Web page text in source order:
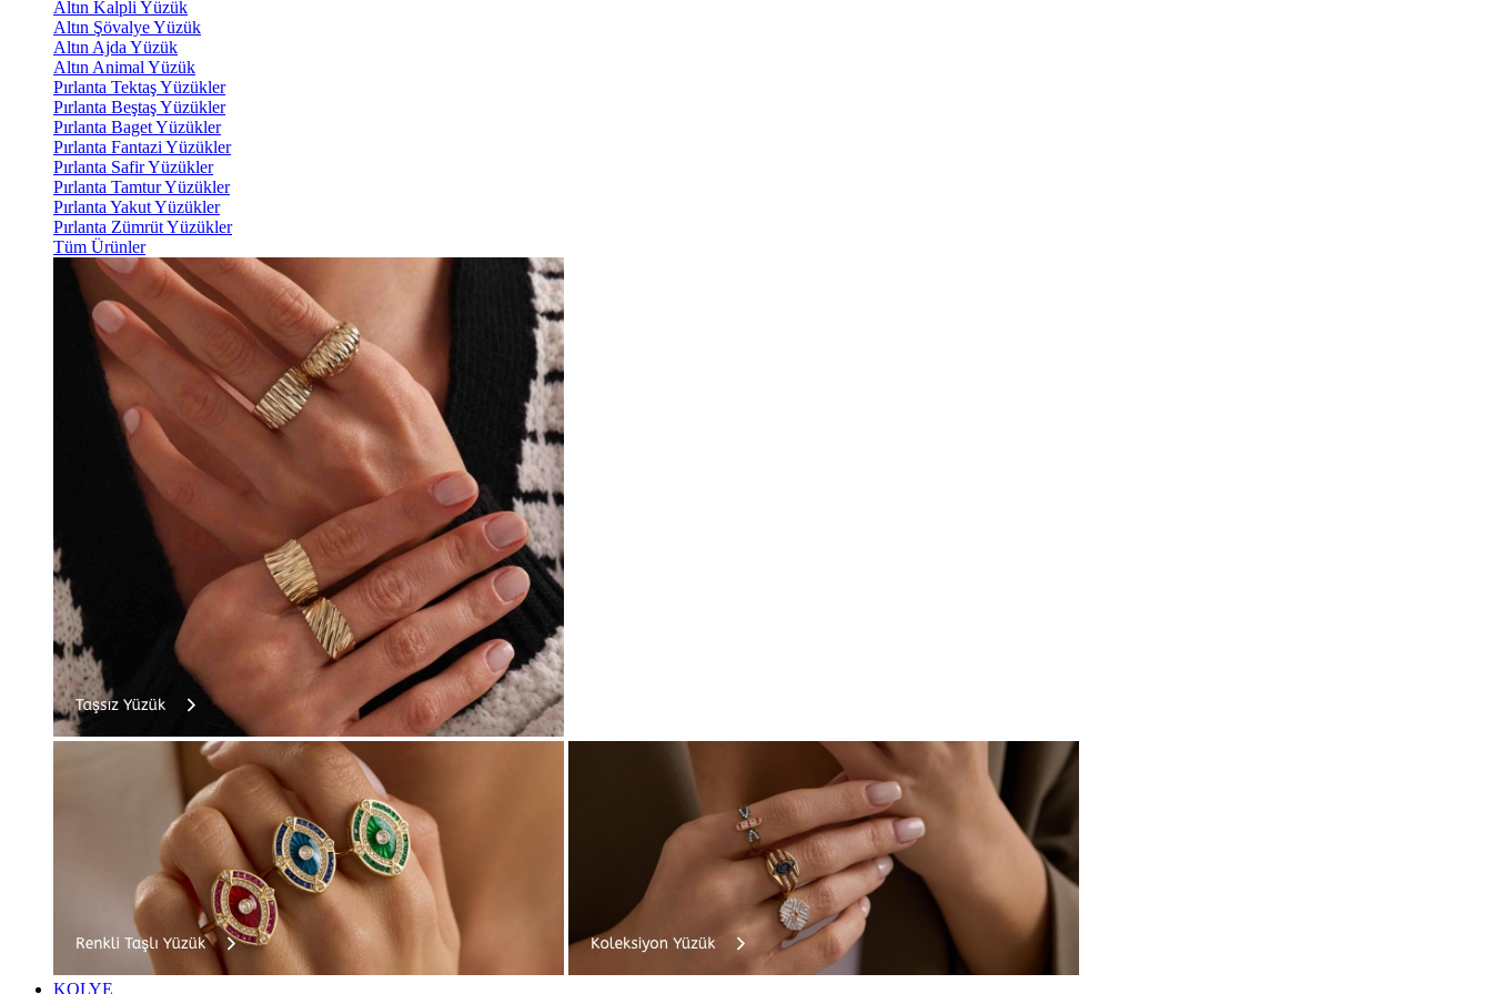
Altın Kalpli Yüzük
Altın Şövalye Yüzük
Altın Ajda Yüzük
Altın Animal Yüzük
Pırlanta Tektaş Yüzükler
Pırlanta Beştaş Yüzükler
Pırlanta Baget Yüzükler
Pırlanta Fantazi Yüzükler
Pırlanta Safir Yüzükler
Pırlanta Tamtur Yüzükler
Pırlanta Yakut Yüzükler
Pırlanta Zümrüt Yüzükler
Tüm Ürünler
KOLYE